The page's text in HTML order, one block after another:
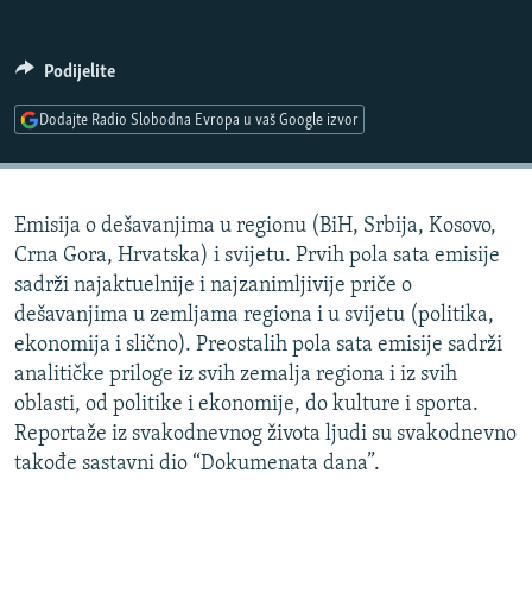
DNEVNO@RSE
SPECIJALI RSE
POPLAVE I KLIZIŠTA U BIH 2024.
TV LIBERTY
POST SCRIPTUM
MOJA EVROPA
TRI DECENIJE OD RATA U BIH
SVE KARTE DEJTONA
PRATITE NAS
Sve RFE/RL stranice
Podijelite
Dodajte Radio Slobodna Evropa u vaš Google izvor
Emisija o dešavanjima u regionu (BiH, Srbija, Kosovo,
Crna Gora, Hrvatska) i svijetu. Prvih pola sata emisije
sadrži najaktuelnije i najzanimljivije priče o
dešavanjima u zemljama regiona i u svijetu (politika,
ekonomija i slično). Preostalih pola sata emisije sadrži
analitičke priloge iz svih zemalja regiona i iz svih
oblasti, od politike i ekonomije, do kulture i sporta.
Reportaže iz svakodnevnog života ljudi su svakodnevno
takođe sastavni dio “Dokumenata dana”.